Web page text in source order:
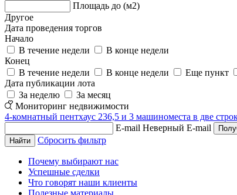
Площадь до (м2)
Другое
Дата проведения торгов
Начало
В течение недели
В конце недели
Конец
В течение недели
В конце недели Еще пункт
Дата публикации лота
За неделю
За месяц
Мониторинг недвижимости
4-комнатный пентхаус 236,5 и 3 машиноместа в две
E-mail Неверный E-mail
Сбросить фильтр
Почему выбирают нас
Успешные сделки
Что говорят наши клиенты
Полезные материалы